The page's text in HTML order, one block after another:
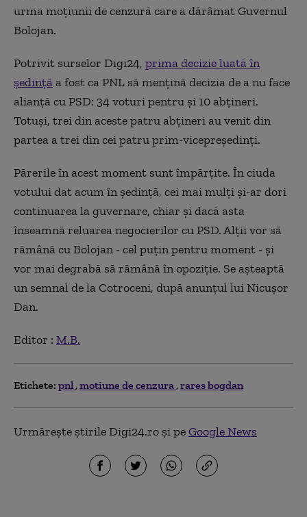
urma moțiunii de cenzură care a dărâmat Guvernul
Bolojan.
Potrivit surselor Digi24, prima decizie luată în
ședințăa fost ca PNL să mențină decizia de a nu face
alianță cu PSD: 34 voturi pentru și 10 abțineri.
Totuși, trei din aceste patru abțineri au venit din
partea a trei din cei patru prim-vicepreședinți.
Părerile în acest moment sunt împărțite. În ciuda
votului dat acum în ședință, cei mai mulți și-ar dori
continuarea la guvernare, chiar și dacă asta
înseamnă reluarea negocierilor cu PSD. Alții vor să
rămână cu Bolojan - cel puțin pentru moment - și
vor mai degrabă să rămână în opoziție. Se așteaptă
un semnal de la Cotroceni, după anunțul lui Nicușor
Dan.
Editor : M.B.
Etichete: pnl motiune de cenzura rares bogdan
Urmărește știrile Digi24.ro și peGoogle News